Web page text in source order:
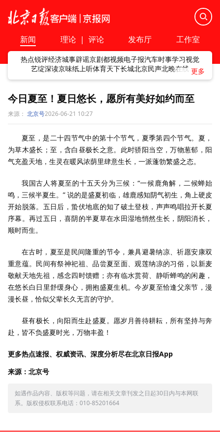
新闻 理论 | 评论 发布厅 工作室
热点锐评经济城事辟谣京剧都视频电子报汽车时事学习视觉
艺绽深读京味纸上听体育天下长城北京民声北晚在线
今日夏至！夏日悠长，愿所有美好如约而至
来源： 北京号2026-06-21 10:27
夏至，是二十四节气中的第十个节气，夏季第四个节气。夏，
为草木盛长；至，含白昼极长之意。此时骄阳当空，万物葱郁，阳
气充盈天地，生灵在暖风浓荫里肆意生长，一派蓬勃繁盛之态。
我国古人将夏至的十五天分为三候：“一候鹿角解，二候蝉始
鸣，三候半夏生。” 说的是盛夏初临，雄鹿感知阴气初生，角上硬皮
开始脱落。五日后，蛰伏地底的知了破土登枝，声声鸣唱拉开长夏
序幕。再过五日，喜阴的半夏草在水田湿地悄然生长，阴阳消长，
顺时而生。
在古时，夏至是民间隆重的节令，兼具避暑纳凉、祈愿安康双
重意蕴。民间有祭神祀祖、品尝夏至面、观莲纳凉的习俗，以新麦
敬献天地先祖，感念四时馈赠；亦有临水赏荷、静听蝉鸣的闲趣，
在悠长白日里舒缓身心，拥抱盛夏生机。今岁夏至恰逢父亲节，漫
漫长昼，恰似父辈长久无言的守护。
昼有极长，向阳而生赴盛夏。愿岁月善待耕耘，所有坚持与奔
赴，皆不负盛夏时光，万物丰盈！
更多热点速报、权威资讯、深度分析尽在北京日报App
来源：北京号
如遇作品内容、版权等问题，请在相关文章刊发之日起30日内与本网联
系。版权侵权联系电话：010-85201664